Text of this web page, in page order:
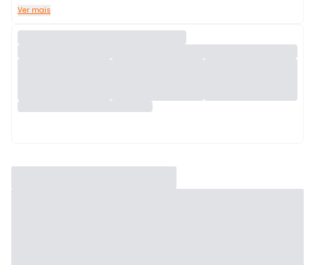
Ver mais